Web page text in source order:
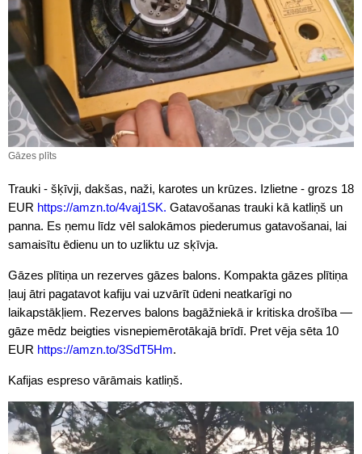
Gāzes plīts
Trauki - šķīvji, dakšas, naži, karotes un krūzes. Izlietne - grozs 18
EUR https://amzn.to/4vaj1SK. Gatavošanas trauki kā katliņš un
panna. Es ņemu līdz vēl salokāmos piederumus gatavošanai, lai
samaisītu ēdienu un to uzliktu uz sķīvja.
Gāzes plītiņa un rezerves gāzes balons. Kompakta gāzes plītiņa
ļauj ātri pagatavot kafiju vai uzvārīt ūdeni neatkarīgi no
laikapstākļiem. Rezerves balons bagāžniekā ir kritiska drošība —
gāze mēdz beigties visnepiemērotākajā brīdī. Pret vēja sēta 10
EUR https://amzn.to/3SdT5Hm.
Kafijas espreso vārāmais katliņš.